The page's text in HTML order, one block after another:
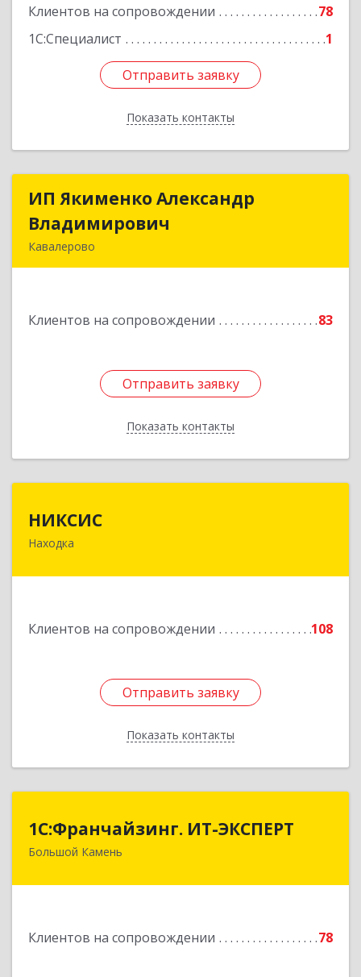
Клиентов на сопровождении
78
1С:Специалист
1
Отправить заявку
Показать контакты
Подробнее
Отправить заявку
Назад
ИП Якименко Александр
Владимирович
Кавалерово
Клиентов на сопровождении 83
Отправить заявку
Показать контакты
ИП Якименко Александр
Подробнее
Отправить заявку
Назад
НИКСИС
Находка
Клиентов на сопровождении 108
Отправить заявку
Показать контакты
Отправить заявку
Назад
1С:Франчайзинг. ИТ-ЭКСПЕРТ
Большой Камень
Клиентов на сопровождении 78
1С:Франчайзинг. ИТ-ЭКСПЕРТ
692806, Приморский край, Большой Камень г,